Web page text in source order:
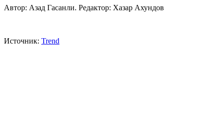
Автор: Азад Гасанли. Редактор: Хазар Ахундов
Источник: Trend